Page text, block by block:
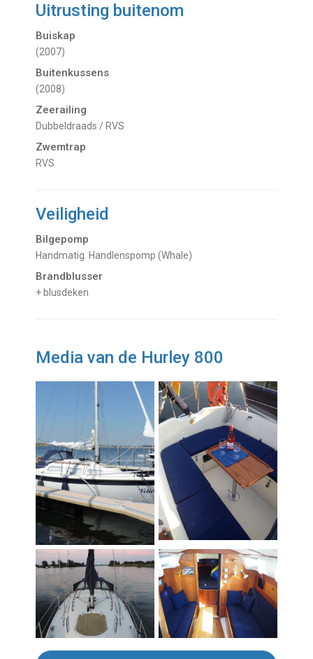
Uitrusting buitenom
Buiskap
(2007)
Buitenkussens
(2008)
Zeerailing
Dubbeldraads / RVS
Zwemtrap
RVS
Veiligheid
Bilgepomp
Handmatig. Handlenspomp (Whale)
Brandblusser
+ blusdeken
Media van de Hurley 800